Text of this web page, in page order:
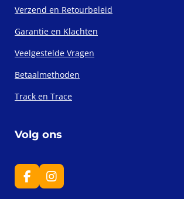
Verzend en Retourbeleid
Garantie en Klachten
Veelgestelde Vragen
Betaalmethoden
Track en Trace
Volg ons
F
a
I
n